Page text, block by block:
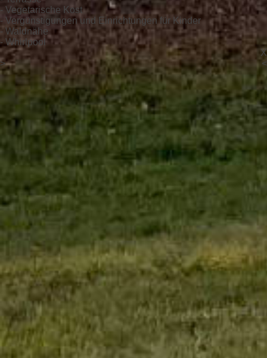
- Vegetarische Kost
- Vergünstigungen und Einrichtungen für Kinder
- Waldnähe
- Whirlpool
X
<
>